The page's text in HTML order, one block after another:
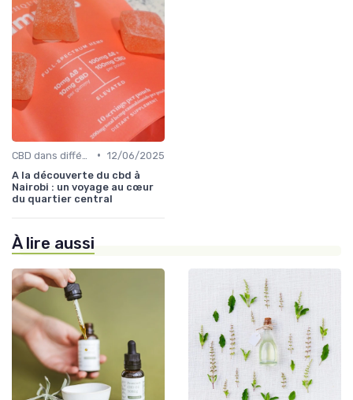
• 12/06/2025
A la découverte du cbd à
Nairobi : un voyage au cœur
du quartier central
À lire aussi